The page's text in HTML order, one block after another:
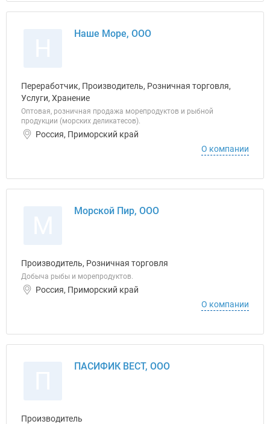
Наше Море, ООО
Переработчик, Производитель, Розничная торговля,
Услуги, Хранение
Оптовая, розничная продажа морепродуктов и рыбной
продукции (морских деликатесов).
Россия, Приморский край
О компании
Морской Пир, ООО
Производитель, Розничная торговля
Добыча рыбы и морепродуктов.
Россия, Приморский край
О компании
ПАСИФИК ВЕСТ, ООО
Производитель